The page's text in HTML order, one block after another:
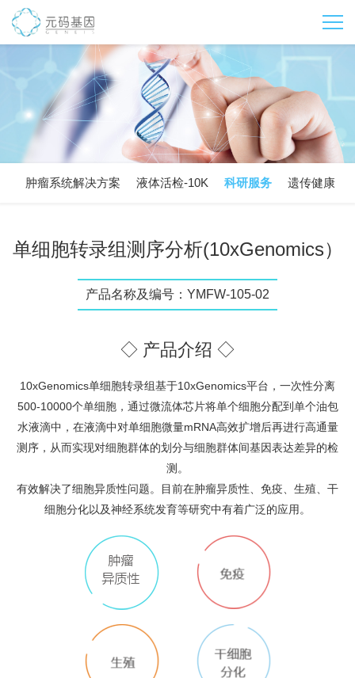
肿瘤系统解决方案 液体活检-10K 科研服务 遗传健康
单细胞转录组测序分析(10xGenomics）
产品名称及编号：YMFW-105-02
◇ 产品介绍 ◇
10xGenomics单细胞转录组基于10xGenomics平台，一次性分离
500-10000个单细胞，通过微流体芯片将单个细胞分配到单个油包
水液滴中，在液滴中对单细胞微量mRNA高效扩增后再进行高通量
测序，从而实现对细胞群体的划分与细胞群体间基因表达差异的检
测。
有效解决了细胞异质性问题。目前在肿瘤异质性、免疫、生殖、干
细胞分化以及神经系统发育等研究中有着广泛的应用。